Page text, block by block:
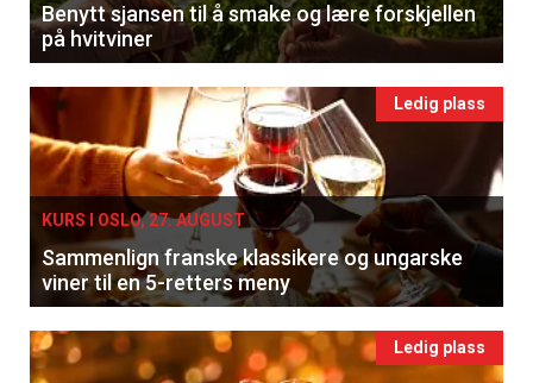
Benytt sjansen til å smake og lære forskjellen
på hvitviner
Ledig plass
KURS I OSLO, 27. AUGUST
Sammenlign franske klassikere og ungarske
viner til en 5-retters meny
Ledig plass